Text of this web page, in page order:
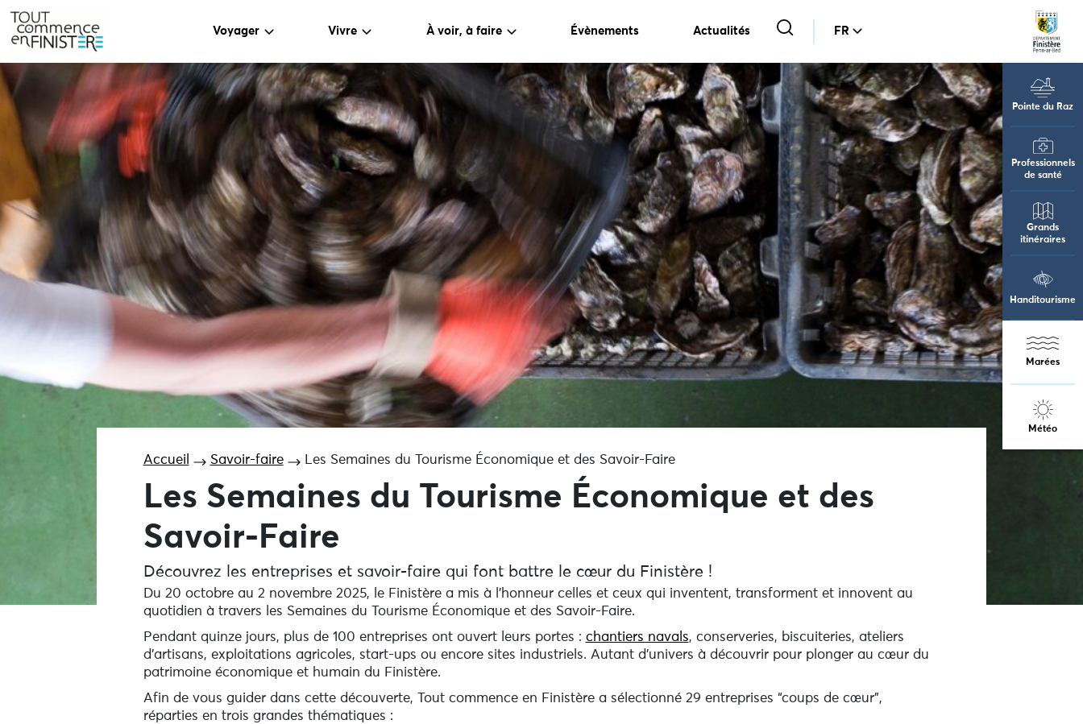
Voyager Vivre À voir, à faire Évènements Actualités FR
Pointe du Raz
Professionnels
de santé
Grands
itinéraires
Handitourisme
Marées
Météo
Accueil Savoir-faire Les Semaines du Tourisme Économique et des Savoir-Faire
Les Semaines du Tourisme Économique et des
Savoir-Faire
Découvrez les entreprises et savoir-faire qui font battre le cœur du Finistère !
Du 20 octobre au 2 novembre 2025, le Finistère a mis à l’honneur celles et ceux qui inventent, transforment et innovent au
quotidien à travers les Semaines du Tourisme Économique et des Savoir-Faire.
Pendant quinze jours, plus de 100 entreprises ont ouvert leurs portes : chantiers navals, conserveries, biscuiteries, ateliers
d’artisans, exploitations agricoles, start-ups ou encore sites industriels. Autant d’univers à découvrir pour plonger au cœur du
patrimoine économique et humain du Finistère.
Afin de vous guider dans cette découverte, Tout commence en Finistère a sélectionné 29 entreprises “coups de cœur”,
réparties en trois grandes thématiques :